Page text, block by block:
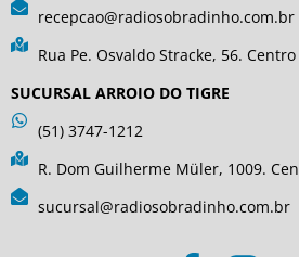
recepcao@radiosobradinho.com.br
Rua Pe. Osvaldo Stracke, 56.
SUCURSAL ARROIO DO TIGRE
(51) 3747-1212
R. Dom Guilherme Müler, 1009.
sucursal@radiosobradinho.com.br